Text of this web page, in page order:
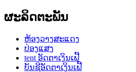
ຜະລິດຕະພັນ
ຫ້ອງວາງສະແດງ
ປ່ອງແສງ
tent ອັດຕາເງິນເຟີ້
ບັນຊີອັດຕາເງິນເຟີ້